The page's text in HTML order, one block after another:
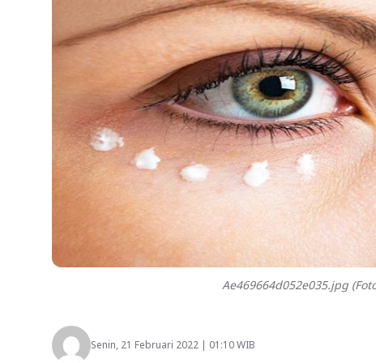
Ae469664d052e035.jpg
Senin, 21 Februari 2022 | 01:10 WIB